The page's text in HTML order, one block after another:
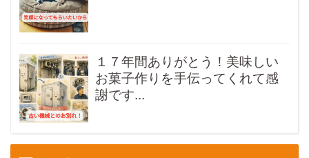
１７年間ありがとう！美味しい
お菓子作りを手伝ってくれて感
謝です...